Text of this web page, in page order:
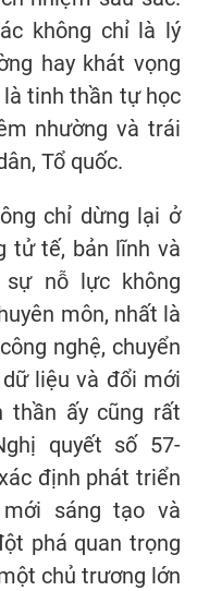
không chỉ là lý
hay khát vọng
tinh thần tự học
nhường và trái
Tổ quốc.
chỉ dừng lại ở
tử tế, bản lĩnh và
nỗ lực không
môn, nhất là
nghệ, chuyển
liệu và đổi mới
thần ấy cũng rất
quyết số 57-
định phát triển
sáng tạo và
phá quan trọng
chủ trương lớn